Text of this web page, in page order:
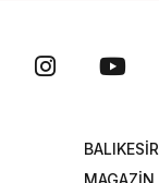
BALIKESİR
MAGAZİN